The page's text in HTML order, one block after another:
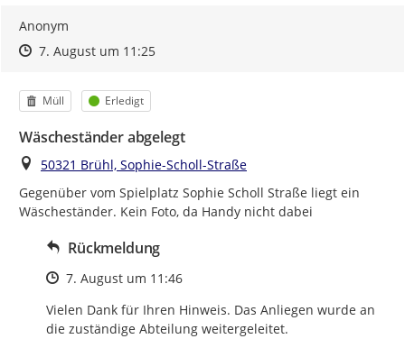
Anonym
Zeitpunkt des Erstellens
Zeitpunkt des Erstellens
7. August um 11:25Zur Äußerung
Kategorie
Müll Status
Erledigt
Wäscheständer abgelegt
Ort
50321 Brühl, Sophie-Scholl-Straße
Gegenüber vom Spielplatz Sophie Scholl Straße liegt ein
Wäscheständer. Kein Foto, da Handy nicht dabei
Rückmeldung
Zeitpunkt des Erstellens
7. August um 11:46
Vielen Dank für Ihren Hinweis. Das Anliegen wurde an
die zuständige Abteilung weitergeleitet.